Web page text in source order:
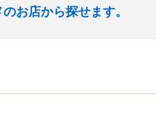
お店から探せます。